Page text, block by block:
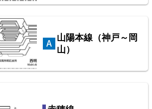
西武鉄道池袋線
山陽本線（神戸～岡
山）